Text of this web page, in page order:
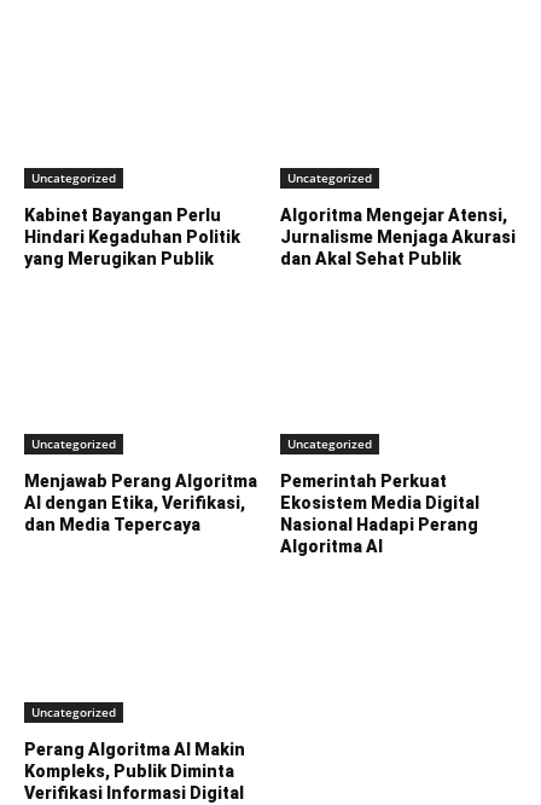
Uncategorized
Kabinet Bayangan Perlu
Hindari Kegaduhan Politik
yang Merugikan Publik
Uncategorized
Algoritma Mengejar Atensi,
Jurnalisme Menjaga Akurasi
dan Akal Sehat Publik
Uncategorized
Menjawab Perang Algoritma
AI dengan Etika, Verifikasi,
dan Media Tepercaya
Uncategorized
Pemerintah Perkuat
Ekosistem Media Digital
Nasional Hadapi Perang
Algoritma AI
Uncategorized
Perang Algoritma AI Makin
Kompleks, Publik Diminta
Verifikasi Informasi Digital